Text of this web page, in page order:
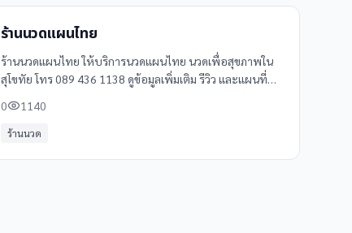
ร้านนวดแผนไทย
ร้านนวดแผนไทย ให้บริการนวดแผนไทย นวดเพื่อสุขภาพใน
สุโขทัย โทร 089 436 1138 ดูข้อมูลเพิ่มเติม รีวิว และแผนที่
0 1140
ร้านนวด